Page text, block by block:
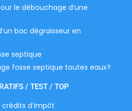
le débouchage d’une
bac dégraisseur en
septique
fosse septique toutes eaux?
/ TEST / TOP
d’impôt